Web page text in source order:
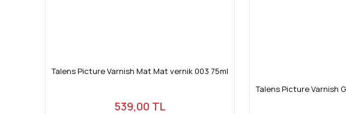
Talens Picture Varnish Mat Mat vernik 003 75ml
539,00 TL
Talens Picture Varnish